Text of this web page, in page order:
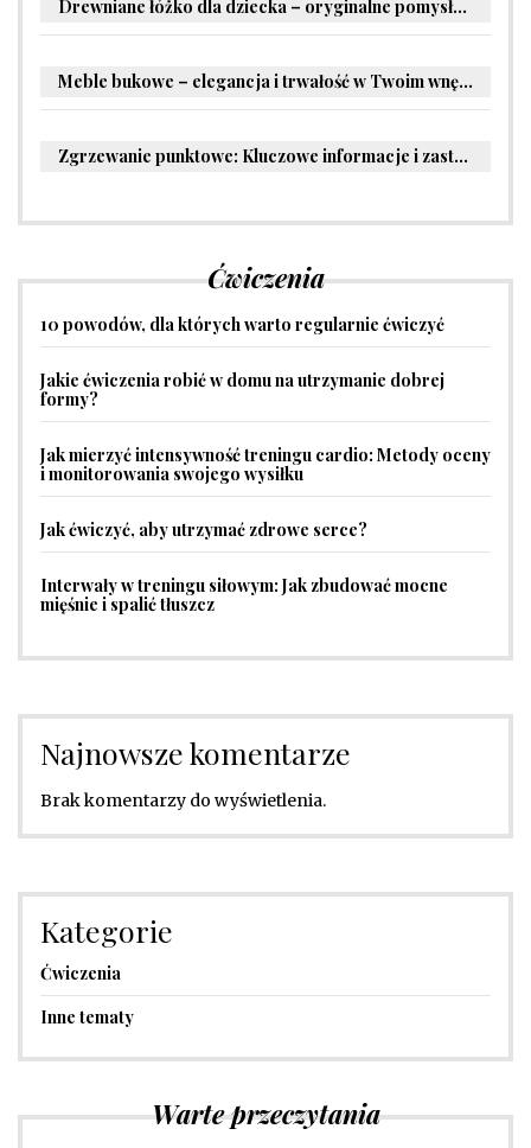
Drewniane łóżko dla dziecka – oryginalne pomysły na aranżację pokoju malucha
Meble bukowe – elegancja i trwałość w Twoim wnętrzu
Zgrzewanie punktowe: Kluczowe informacje i zastosowania w przemyśle
Ćwiczenia
10 powodów, dla których warto regularnie ćwiczyć
Jakie ćwiczenia robić w domu na utrzymanie dobrej
formy?
Jak mierzyć intensywność treningu cardio: Metody oceny
i monitorowania swojego wysiłku
Jak ćwiczyć, aby utrzymać zdrowe serce?
Interwały w treningu siłowym: Jak zbudować mocne
mięśnie i spalić tłuszcz
Najnowsze komentarze
Brak komentarzy do wyświetlenia.
Kategorie
Ćwiczenia
Inne tematy
Warte przeczytania